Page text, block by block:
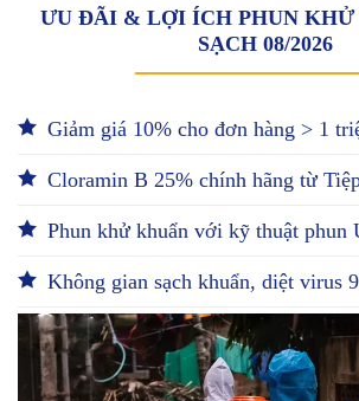
ƯU ĐÃI & LỢI ÍCH PHUN KHỬ
SẠCH 08/2026
Giảm giá 10% cho đơn hàng > 1
Cloramin B 25% chính hãng từ
Phun khử khuẩn với kỹ thuật phun
Không gian sạch khuẩn, diệt virus